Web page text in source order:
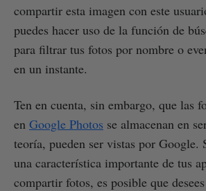
compartir esta imagen con este
puedes hacer uso de la función de
para filtrar tus fotos por nombre o
en un instante.
Ten en cuenta, sin embargo, que las
en Google Photos se almacenan en
teoría, pueden ser vistas por Google.
una característica importante de tus
compartir fotos, es posible que